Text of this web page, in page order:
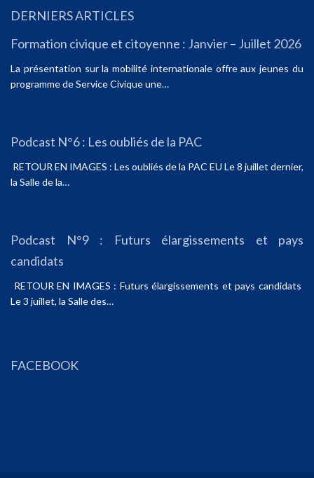
DERNIERS ARTICLES
Formation civique et citoyenne : Janvier – Juillet 2026
La présentation sur la mobilité internationale offre aux jeunes du
programme de Service Civique une…
Podcast N°6 : Les oubliés de la PAC
RETOUR EN IMAGES : Les oubliés de la PAC EU Le 8 juillet dernier,
la Salle de la…
Podcast N°9 : Futurs élargissements et pays
candidats
RETOUR EN IMAGES : Futurs élargissements et pays candidats
Le 3 juillet, la Salle des…
FACEBOOK